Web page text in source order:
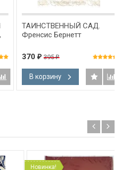
ТАИНСТВЕННЫЙ САД.
Френсис Бернетт
370 ₽ 395₽
В корзину
Новинка!